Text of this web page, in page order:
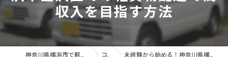
収入を目指す方法
コラム 未経験から始める！神奈川県横浜市金沢区での軽貨物配送で高収入を目指す方法